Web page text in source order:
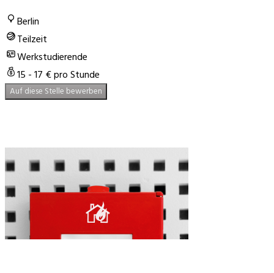
Berlin
Teilzeit
Werkstudierende
15 - 17 € pro Stunde
Auf diese Stelle bewerben